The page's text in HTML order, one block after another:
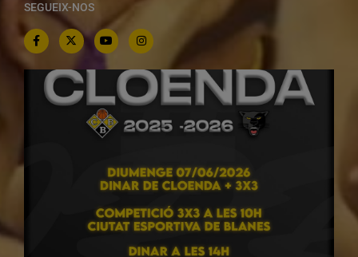
SEGUEIX-NOS